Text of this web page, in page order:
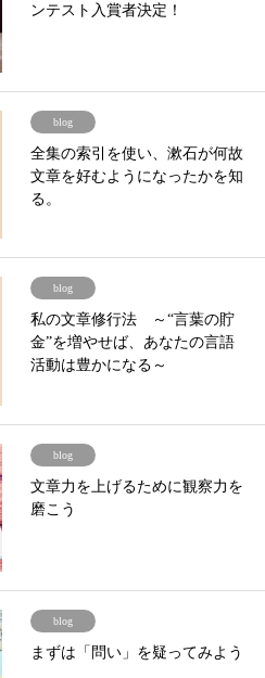
ンテスト入賞者決定！
blog
全集の索引を使い、漱石が何故
文章を好むようになったかを知
る。
blog
私の文章修行法 ～“言葉の貯
金”を増やせば、あなたの言語
活動は豊かになる～
blog
文章力を上げるために観察力を
磨こう
blog
まずは「問い」を疑ってみよう